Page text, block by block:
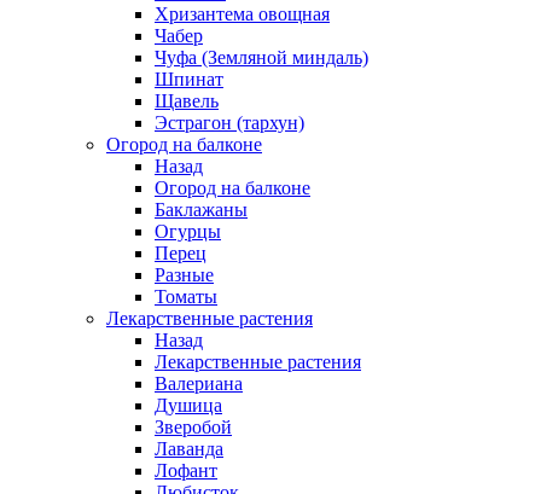
Хризантема овощная
Чабер
Чуфа (Земляной миндаль)
Шпинат
Щавель
Эстрагон (тархун)
Огород на балконе
Назад
Огород на балконе
Баклажаны
Огурцы
Перец
Разные
Томаты
Лекарственные растения
Назад
Лекарственные растения
Валериана
Душица
Зверобой
Лаванда
Лофант